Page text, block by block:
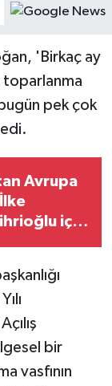
'Birkaç ay
toparlanma
pek çok
Avrupa
için
bir
vasfının